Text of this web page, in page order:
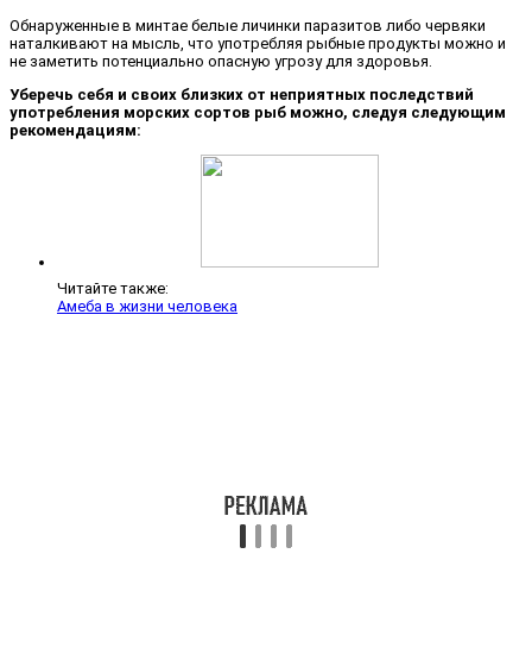
Обнаруженные в минтае белые личинки паразитов либо червяки
наталкивают на мысль, что употребляя рыбные продукты можно и
не заметить потенциально опасную угрозу для здоровья.
Уберечь себя и своих близких от неприятных последствий
употребления морских сортов рыб можно, следуя следующим
рекомендациям:
Читайте также:
Амеба в жизни человека